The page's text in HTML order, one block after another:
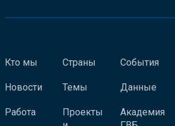
Кто мы
Новости
Работа
Страны
Темы
Проекты
События
Данные
Академия